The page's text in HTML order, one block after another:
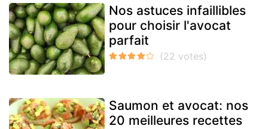
Nos astuces infaillibles
pour choisir l'avocat
parfait
Saumon et avocat: nos
20 meilleures recettes